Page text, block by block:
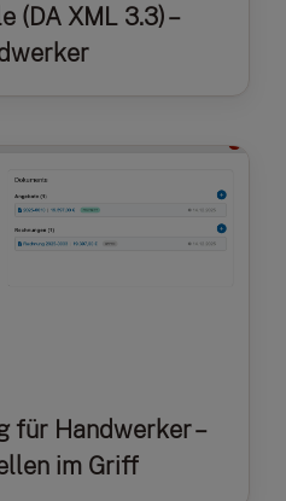
(DA XML 3.3) –
für Handwerker –
im Griff